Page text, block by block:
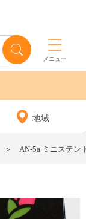
メニュー
地域
AN-5a ミニステ